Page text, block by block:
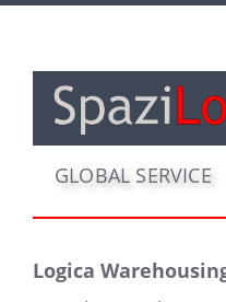
GLOBAL SERVICE
Logica